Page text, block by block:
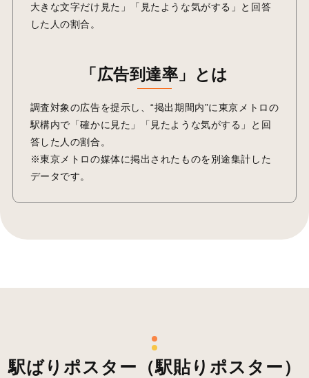
大きな文字だけ見た」「見たような気がする」と回答
した人の割合。
「広告到達率」とは
調査対象の広告を提示し、“掲出期間内”に東京メトロの
駅構内で「確かに見た」「見たような気がする」と回
答した人の割合。
※東京メトロの媒体に掲出されたものを別途集計した
データです。
駅ばりポスター（駅貼りポスター）